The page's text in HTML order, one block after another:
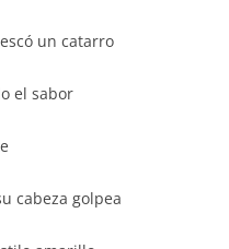
un catarro
el sabor
cabeza golpea